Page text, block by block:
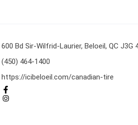
600 Bd Sir-Wilfrid-Laurier, Beloeil, QC J3G
(450) 464-1400
https://icibeloeil.com/canadian-tire